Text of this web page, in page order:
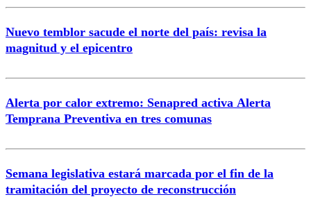
Nuevo temblor sacude el norte del país: revisa la
magnitud y el epicentro
Alerta por calor extremo: Senapred activa Alerta
Temprana Preventiva en tres comunas
Semana legislativa estará marcada por el fin de la
tramitación del proyecto de reconstrucción